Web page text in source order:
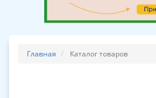
Главная Каталог товаров